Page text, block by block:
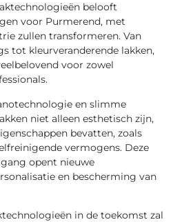
belooft
voor Purmerend, met
zullen transformeren. Van
tot kleurveranderende lakken,
voor zowel
en slimme
niet alleen esthetisch zijn,
bevatten, zoals
vermogens. Deze
opent nieuwe
en bescherming van
in de toekomst zal